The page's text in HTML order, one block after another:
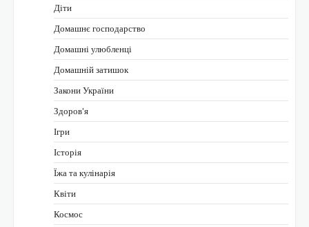
Діти
Домашнє господарство
Домашні улюбленці
Домашній затишок
Закони України
Здоров'я
Ігри
Історія
Їжа та кулінарія
Квіти
Космос